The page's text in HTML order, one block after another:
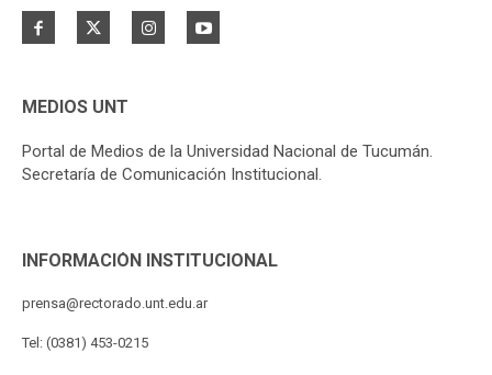
MEDIOS UNT
Portal de Medios de la Universidad Nacional de Tucumán.
Secretaría de Comunicación Institucional.
INFORMACIÓN INSTITUCIONAL
prensa@rectorado.unt.edu.ar
Tel: (0381) 453-0215